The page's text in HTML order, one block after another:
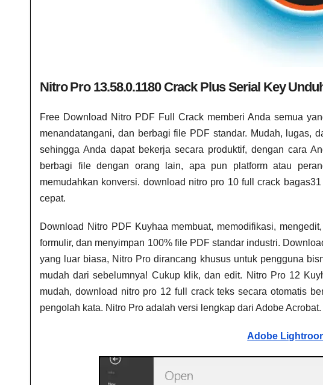
Nitro Pro 13.58.0.1180 Crack Plus Serial Key
Free Download Nitro PDF Full Crackmemberi Anda semua
menandatangani, dan berbagi file PDF standar. Mudah, lugas,
sehingga Anda dapat bekerja secara produktif, dengan cara
berbagi file dengan orang lain, apa pun platform atau
memudahkan konversi. download nitro pro 10 full crack bagas31
cepat.
Download Nitro PDF Kuyhaa membuat, memodifikasi,
formulir, dan menyimpan 100% file PDF standar industri.
yang luar biasa, Nitro Pro dirancang khusus untuk pengguna
mudah dari sebelumnya! Cukup klik, dan edit. Nitro Pro 12
mudah, download nitro pro 12 full crackteks secara otomatis
pengolah kata. Nitro Pro adalah versi lengkap dari Adobe Acrobat.
Adobe